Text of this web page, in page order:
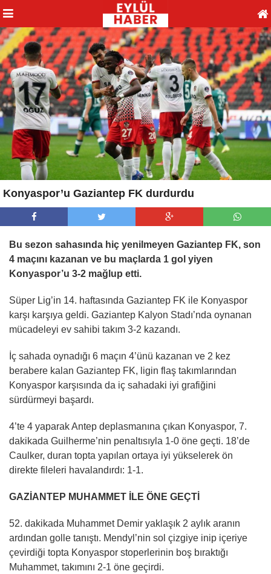
Konyaspor’u Gaziantep FK durdurdu
Bu sezon sahasında hiç yenilmeyen Gaziantep FK, son
4 maçını kazanan ve bu maçlarda 1 gol yiyen
Konyaspor’u 3-2 mağlup etti.
Süper Lig’in 14. haftasında Gaziantep FK ile Konyaspor
karşı karşıya geldi. Gaziantep Kalyon Stadı’nda oynanan
mücadeleyi ev sahibi takım 3-2 kazandı.
İç sahada oynadığı 6 maçın 4’ünü kazanan ve 2 kez
berabere kalan Gaziantep FK, ligin flaş takımlarından
Konyaspor karşısında da iç sahadaki iyi grafiğini
sürdürmeyi başardı.
4’te 4 yaparak Antep deplasmanına çıkan Konyaspor, 7.
dakikada Guilherme’nin penaltısıyla 1-0 öne geçti. 18’de
Caulker, duran topta yapılan ortaya iyi yükselerek ön
direkte fileleri havalandırdı: 1-1.
GAZİANTEP MUHAMMET İLE ÖNE GEÇTİ
52. dakikada Muhammet Demir yaklaşık 2 aylık aranın
ardından golle tanıştı. Mendyl’nin sol çizgiye inip içeriye
çevirdiği topta Konyaspor stoperlerinin boş bıraktığı
Muhammet, takımını 2-1 öne geçirdi.